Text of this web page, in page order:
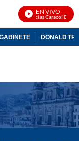
EN VIVO
Noticias Caracol En Vivo
DONALD